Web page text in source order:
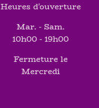
Heures d'ouverture
Mar. - Sam.
10h00 - 19h00
Fermeture le
Mercredi